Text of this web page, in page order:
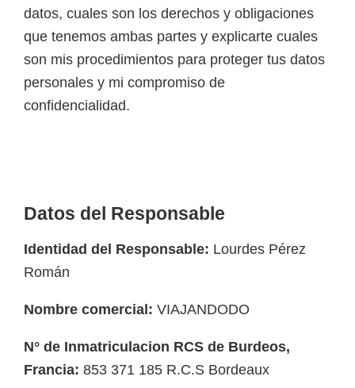
datos, cuales son los derechos y obligaciones
que tenemos ambas partes y explicarte cuales
son mis procedimientos para proteger tus datos
personales y mi compromiso de
confidencialidad.
Datos del Responsable
Identidad del Responsable: Lourdes Pérez
Román
Nombre comercial: VIAJANDODO
N° de Inmatriculacion RCS de Burdeos,
Francia: 853 371 185 R.C.S Bordeaux